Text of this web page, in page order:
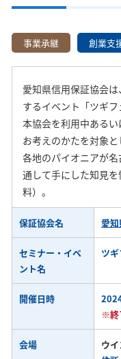
事業承継 創業支
愛知県信用保証協会
するイベント「ツギフ
本協会を利用中ある
お考えのかたを対象
各地のパイオニアが
通して手にした知見
料）。
保証協会名 愛
セミナー・イベ
ント名
ツギ
開催日時
※終
会場
ウ